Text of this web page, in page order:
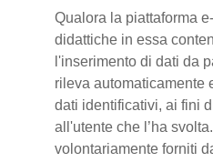
Qualora la piattaforma
didattiche in essa
l'inserimento di dati da
rileva automaticamente
dati identificativi, ai fini
all'utente che l’ha
volontariamente forniti